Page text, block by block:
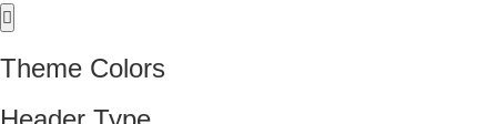
Theme Colors